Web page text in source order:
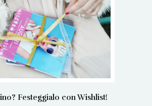
Festeggialo con Wishlist!